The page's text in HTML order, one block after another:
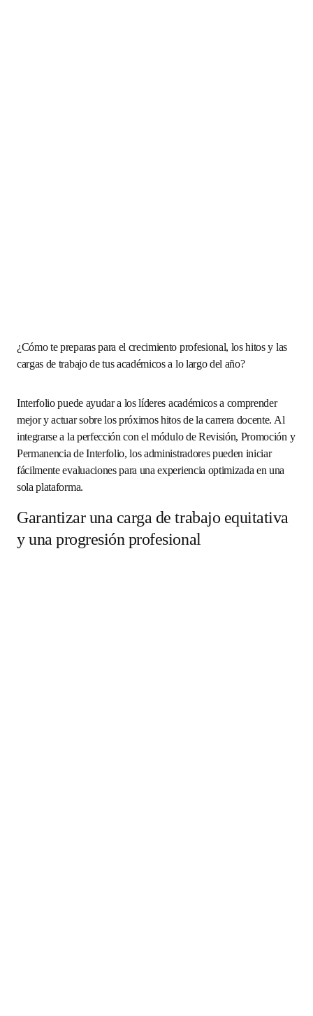
del año?
Interfolio puede ayudar a los líderes académicos a
comprender mejor y actuar sobre los próximos hitos de la
carrera docente. Al integrarse a la perfección con el
Interfolio, los administradores pueden iniciar fácilmente
evaluaciones para una experiencia optimizada en una sola
plataforma.